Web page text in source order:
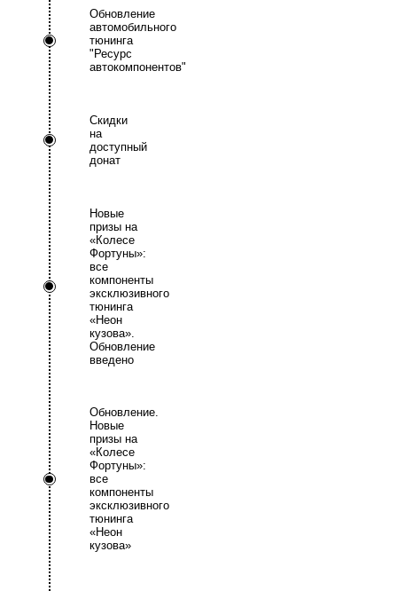
Обновление
автомобильного
тюнинга
"Ресурс
автокомпонентов"
Скидки
на
доступный
донат
Новые
призы на
«Колесе
Фортуны»:
все
компоненты
эксклюзивного
тюнинга
«Неон
кузова».
Обновление
введено
Обновление.
Новые
призы на
«Колесе
Фортуны»:
все
компоненты
эксклюзивного
тюнинга
«Неон
кузова»